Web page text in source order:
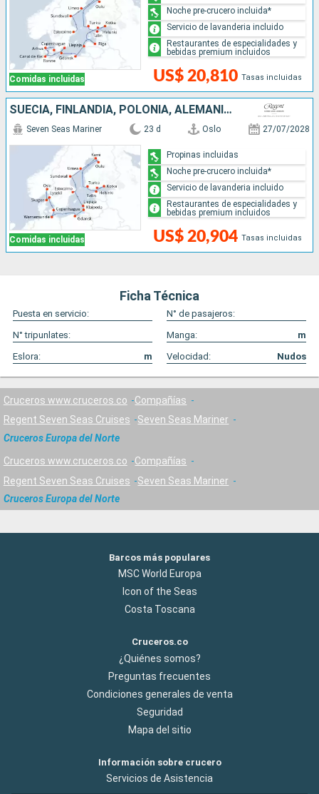
Comidas incluidas US$ 20,810 Tasas incluidas
Noche pre-crucero incluida*
Servicio de lavanderia incluido
Restaurantes de especialidades y
bebidas premium incluidos
SUECIA, FINLANDIA, POLONIA, ALEMANIA, DINAMARCA, LETONIA, NORUEGA, LITUANIA, ESTONIA
Comidas incluidas
Seven Seas Mariner 23 d Oslo 27/07/2028
US$ 20,904 Tasas incluidas
Propinas incluidas
Noche pre-crucero incluida*
Servicio de lavanderia incluido
Restaurantes de especialidades y
bebidas premium incluidos
Ficha Técnica
Puesta en servicio:
N° de pasajeros:
N° tripunlates:
Manga:
m
Eslora:
m Velocidad: Nudos
Cruceros www.cruceros.co
Compañías
Regent Seven Seas Cruises
Seven Seas Mariner
Cruceros Europa del Norte
Cruceros www.cruceros.co
Compañías
Regent Seven Seas Cruises
Seven Seas Mariner
Cruceros Europa del Norte
Barcos más populares
MSC World Europa
Icon of the Seas
Costa Toscana
Cruceros.co
¿Quiénes somos?
Preguntas frecuentes
Condiciones generales de venta
Seguridad
Mapa del sitio
Información sobre crucero
Servicios de Asistencia